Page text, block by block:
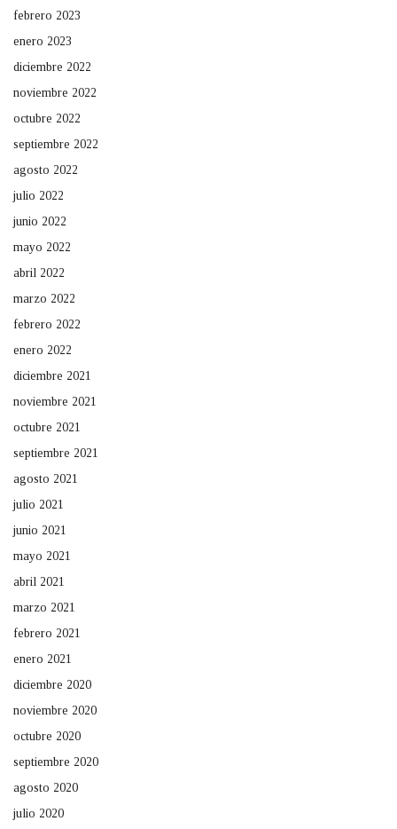
febrero 2023
enero 2023
diciembre 2022
noviembre 2022
octubre 2022
septiembre 2022
agosto 2022
julio 2022
junio 2022
mayo 2022
abril 2022
marzo 2022
febrero 2022
enero 2022
diciembre 2021
noviembre 2021
octubre 2021
septiembre 2021
agosto 2021
julio 2021
junio 2021
mayo 2021
abril 2021
marzo 2021
febrero 2021
enero 2021
diciembre 2020
noviembre 2020
octubre 2020
septiembre 2020
agosto 2020
julio 2020